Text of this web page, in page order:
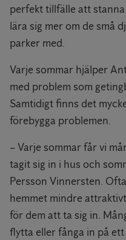
perfekt tillfälle att
lära sig mer om de små
parker med.
Varje sommar hjälper
med problem som
Samtidigt finns det
förebygga problemen.
– Varje sommar får vi
tagit sig in i hus och
Persson Vinnersten.
hemmet mindre
för dem att ta sig in.
flytta eller fånga in på